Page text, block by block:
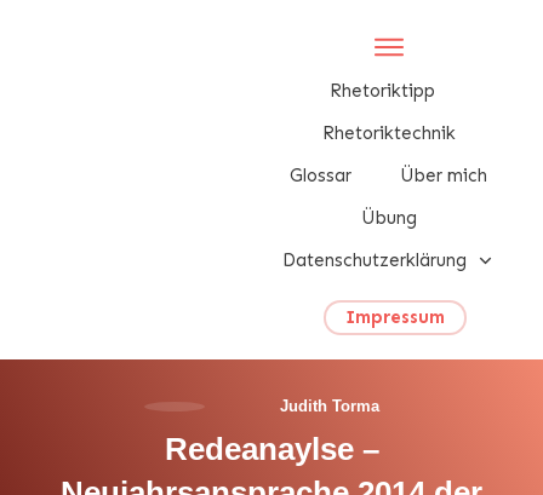
Rhetoriktipp
Rhetoriktechnik
Glossar
Über mich
Übung
Datenschutzerklärung
Impressum
Judith Torma
Redeanaylse –